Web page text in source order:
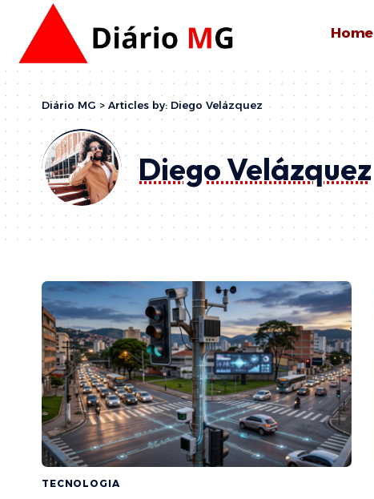
Home
Diário MG > Articles by: Diego Velázquez
Diego Velázquez
TECNOLOGIA